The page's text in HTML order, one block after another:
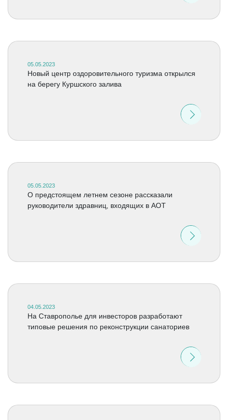
05.05.2023
Новый центр оздоровительного туризма открылся
на берегу Куршского залива
05.05.2023
О предстоящем летнем сезоне рассказали
руководители здравниц, входящих в АОТ
04.05.2023
На Ставрополье для инвесторов разработают
типовые решения по реконструкции санаториев